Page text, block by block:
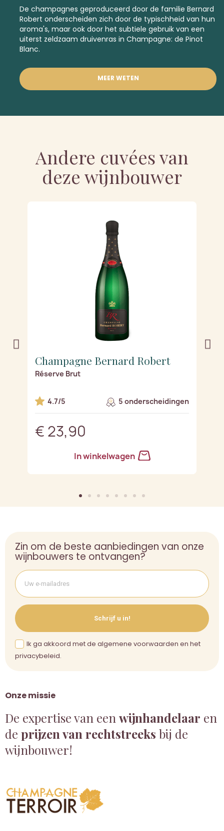
De champagnes geproduceerd door de familie Bernard
Robert onderscheiden zich door de typischheid van hun
aroma's, maar ook door het subtiele gebruik van een
uiterst zeldzaam druivenras in Champagne: de Pinot
Blanc.
MEER WETEN
Andere cuvées van
deze wijnbouwer
Champagne Bernard Robert
Réserve Brut
4.7/5 5 onderscheidingen
€ 23,90
In winkelwagen
Onze missie
De expertise van een wijnhandelaar en
de prijzen van rechtstreeks bij de
wijnbouwer!
Zin om de beste aanbiedingen van onze
wijnbouwers te ontvangen?
Schrijf u in!
Ik ga akkoord met de algemene voorwaarden en het
privacybeleid.